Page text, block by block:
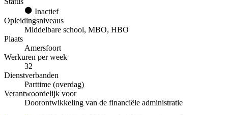
Inactief
Opleidingsniveaus
Middelbare school, MBO, HBO
Plaats
Amersfoort
Werkuren per week
32
Dienstverbanden
Parttime (overdag)
Verantwoordelijk voor
Doorontwikkeling van de financiële administratie